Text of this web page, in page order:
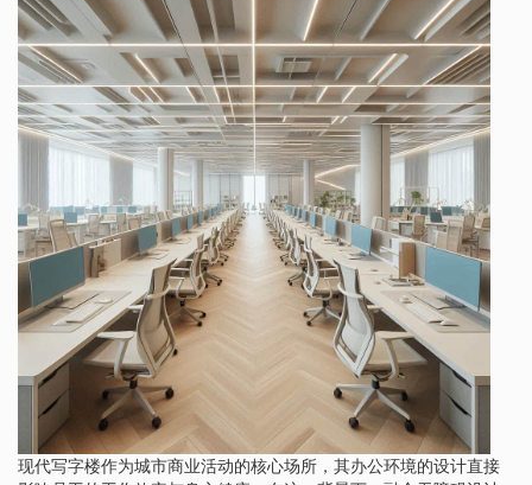
现代写字楼作为城市商业活动的核心场所，其办公环境的设计直接